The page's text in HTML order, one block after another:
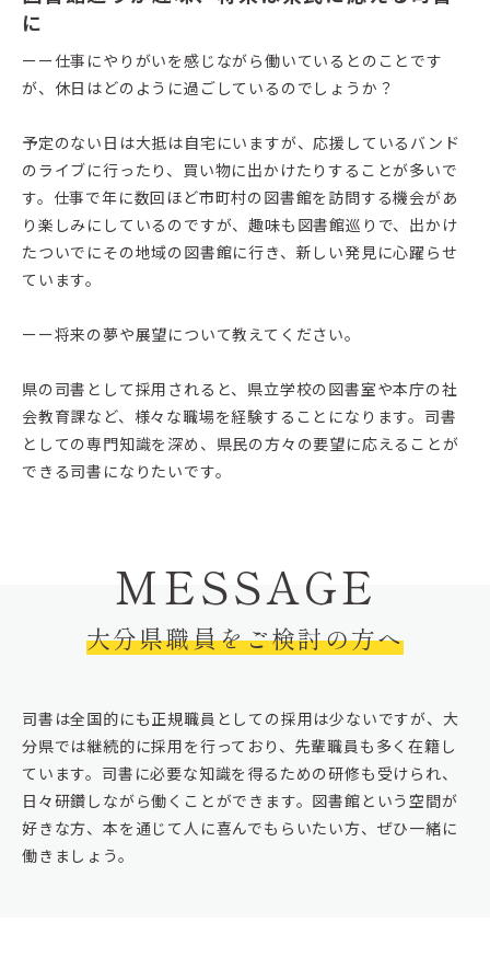
に
ーー仕事にやりがいを感じながら働いているとのことです
が、休日はどのように過ごしているのでしょうか？
予定のない日は大抵は自宅にいますが、応援しているバンド
のライブに行ったり、買い物に出かけたりすることが多いで
す。仕事で年に数回ほど市町村の図書館を訪問する機会があ
り楽しみにしているのですが、趣味も図書館巡りで、出かけ
たついでにその地域の図書館に行き、新しい発見に心躍らせ
ています。
ーー将来の夢や展望について教えてください。
県の司書として採用されると、県立学校の図書室や本庁の社
会教育課など、様々な職場を経験することになります。司書
としての専門知識を深め、県民の方々の要望に応えることが
できる司書になりたいです。
MESSAGE
大分県職員をご検討の方へ
司書は全国的にも正規職員としての採用は少ないですが、大
分県では継続的に採用を行っており、先輩職員も多く在籍し
ています。司書に必要な知識を得るための研修も受けられ、
日々研鑽しながら働くことができます。図書館という空間が
好きな方、本を通じて人に喜んでもらいたい方、ぜひ一緒に
働きましょう。